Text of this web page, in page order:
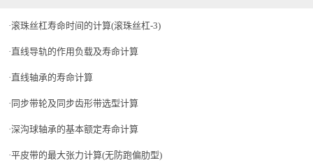
滚珠丝杠寿命时间的计算(滚珠丝杠-3)
直线导轨的作用负载及寿命计算
直线轴承的寿命计算
同步带轮及同步齿形带选型计算
深沟球轴承的基本额定寿命计算
平皮带的最大张力计算(无防跑偏肋型)